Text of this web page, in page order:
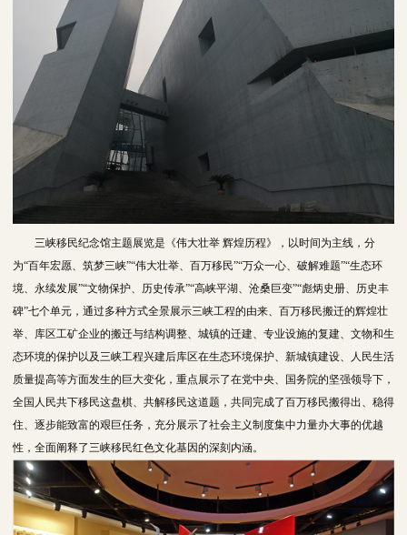
三峡移民纪念馆主题展览是《伟大壮举 辉煌历程》，以时间为主线，分
为“百年宏愿、筑梦三峡”“伟大壮举、百万移民”“万众一心、破解难题”“生态环
境、永续发展”“文物保护、历史传承”“高峡平湖、沧桑巨变”“彪炳史册、历史丰
碑”七个单元，通过多种方式全景展示三峡工程的由来、百万移民搬迁的辉煌壮
举、库区工矿企业的搬迁与结构调整、城镇的迁建、专业设施的复建、文物和生
态环境的保护以及三峡工程兴建后库区在生态环境保护、新城镇建设、人民生活
质量提高等方面发生的巨大变化，重点展示了在党中央、国务院的坚强领导下，
全国人民共下移民这盘棋、共解移民这道题，共同完成了百万移民搬得出、稳得
住、逐步能致富的艰巨任务，充分展示了社会主义制度集中力量办大事的优越
性，全面阐释了三峡移民红色文化基因的深刻内涵。